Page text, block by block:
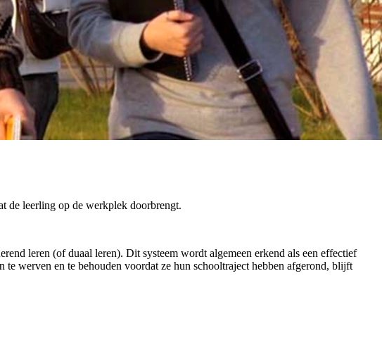
de leerling op de werkplek doorbrengt.
leren (of duaal leren). Dit systeem wordt algemeen erkend als een effectief
werven en te behouden voordat ze hun schooltraject hebben afgerond, blijft